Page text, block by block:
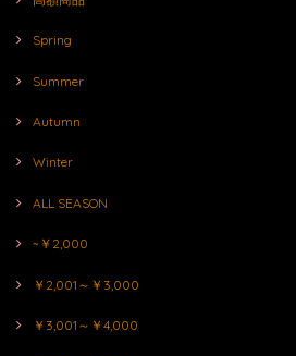
Spring
Summer
Autumn
Winter
ALL SEASON
~￥2,000
￥2,001～￥3,000
￥3,001～￥4,000